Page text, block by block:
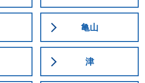
亀山
津